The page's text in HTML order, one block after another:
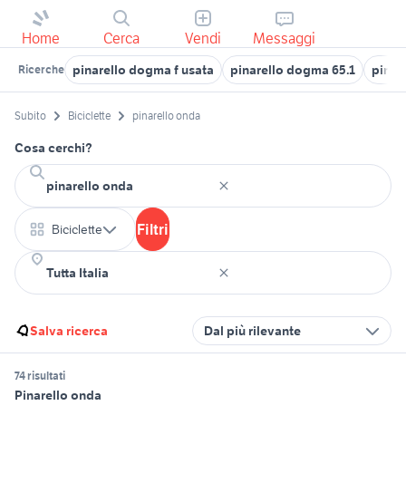
Home Cerca Vendi Messaggi
Ricerche pinarello dogma f usata pinarello dogma 65.1
Subito Biciclette pinarello onda
Cosa cerchi?
Biciclette Filtri
Salva ricerca Dal più rilevante
74 risultati
Pinarello onda